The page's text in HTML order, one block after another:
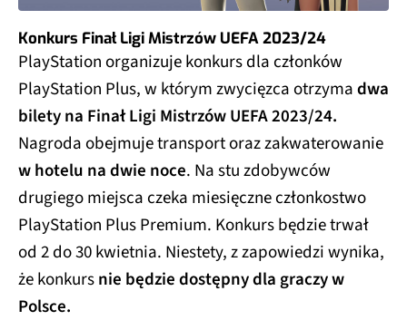
Konkurs Finał Ligi Mistrzów UEFA 2023/24
PlayStation organizuje konkurs dla członków
PlayStation Plus, w którym zwycięzca otrzymadwa
bilety na Finał Ligi Mistrzów UEFA 2023/24.
Nagroda obejmuje transport oraz zakwaterowanie
w hotelu na dwie noce. Na stu zdobywców
drugiego miejsca czeka miesięczne członkostwo
PlayStation Plus Premium. Konkurs będzie trwał
od 2 do 30 kwietnia. Niestety, z zapowiedzi wynika,
że konkursnie będzie dostępny dla graczy w
Polsce.